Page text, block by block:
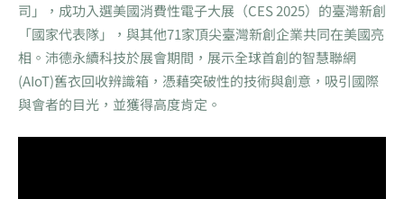
司」，成功入選美國消費性電子大展（CES 2025）的臺灣新創
「國家代表隊」，與其他71家頂尖臺灣新創企業共同在美國亮
相。沛德永續科技於展會期間，展示全球首創的智慧聯網
(AIoT)舊衣回收辨識箱，憑藉突破性的技術與創意，吸引國際
與會者的目光，並獲得高度肯定。